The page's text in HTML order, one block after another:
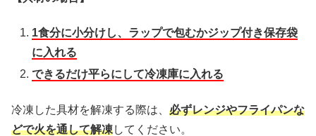
1食分に小分けし、ラップで包むかジップ付き保存袋
に入れる
できるだけ平らにして冷凍庫に入れる
冷凍した具材を解凍する際は、 必ずレンジやフライパンな
どで火を通して解凍してください。